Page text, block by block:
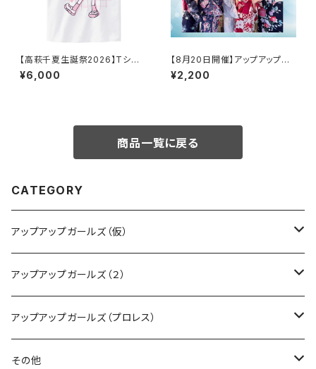
【高萩千夏生誕祭2026】Tシャ
ツ
¥6,000
【8月20日開催】アップアップガ
ールズ（仮）浴衣オンラインチェ
キ会
¥2,200
商品一覧に戻る
CATEGORY
アップアップガールズ（仮）
CD・DVD・Blu-ray
Tシャツ
other
アップアップガールズ（２）
Blu-ray
Tシャツ
アップアップガールズ（プロレス）
Tシャツ
その他